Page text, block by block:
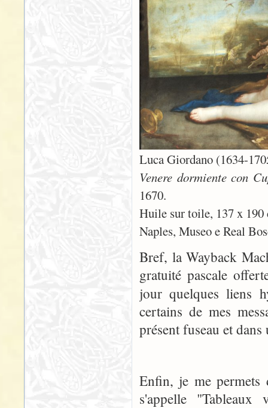
Luca Giordano (1634-
Venere dormiente con
1670.
Huile sur toile, 137 x 190
Naples, Museo e Real
Bref, la Wayback
gratuité pascale
jour quelques liens
certains de mes
présent fuseau et
Enfin, je me permets
s'appelle